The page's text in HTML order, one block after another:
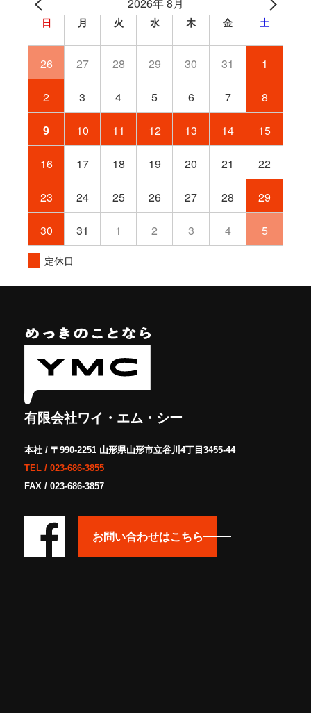
日 月 火 水 木 金 土
26 27 28 29 30 31 1
2 3 4 5 6 7 8
9 10 11 12 13 14 15
16 17 18 19 20 21 22
23 24 25 26 27 28 29
30 31 1 2 3 4 5
定休日
有限会社ワイ・エム・シー
本社 / 〒990-2251 山形県山形市立谷川4丁目3455-44
TEL / 023-686-3855
FAX / 023-686-3857
お問い合わせはこちら